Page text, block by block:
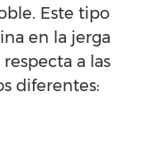
Este tipo
en la jerga
a las
diferentes: